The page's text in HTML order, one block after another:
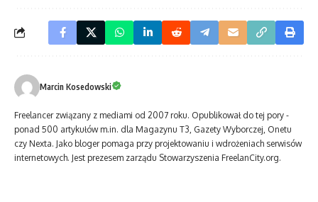
Marcin Kosedowski
Freelancer związa­ny z mediami od 2007 roku. Opublikował do tej pory ­
ponad 500 artykułów m.in. dla Magazynu T3, Gazety Wyborczej, Onetu
czy Nexta. Jako bloger pomaga przy projektowa­niu i wdroże­niach serwisów
internetowych. Jest prezesem zarządu Stowarzyszenia FreelanCity.org.